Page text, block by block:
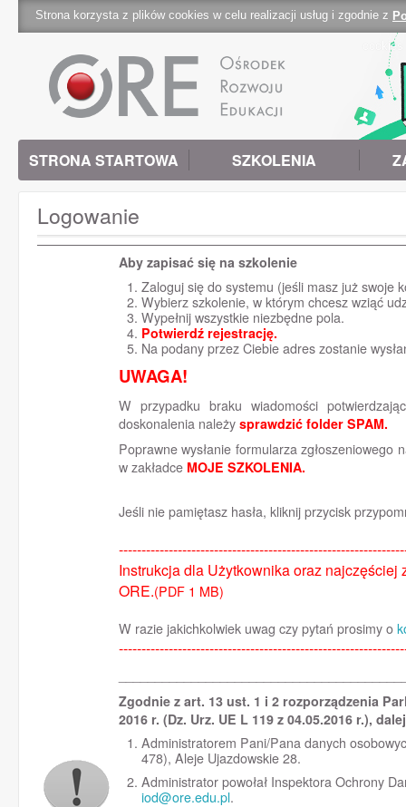
Strona korzysta z plików cookies w celu realizacji usług i zgodnie z
STRONA STARTOWA SZKOLENIA
Logowanie
Aby zapisać się na szkolenie
Zaloguj się do systemu (jeśli masz już swoje
Wybierz szkolenie, w którym chcesz wziąć
Wypełnij wszystkie niezbędne pola.
Potwierdź rejestrację.
Na podany przez Ciebie adres zostanie
UWAGA!
W przypadku braku wiadomości
doskonalenia należy sprawdzić folder SPAM.
Poprawne wysłanie formularza
w zakładce MOJE SZKOLENIA.
Jeśli nie pamiętasz hasła, kliknij przycisk
Instrukcja dla Użytkownika oraz
ORE.(PDF 1 MB)
W razie jakichkolwiek uwag czy pytań prosimy o
Zgodnie z art. 13 ust. 1 i 2 rozporządzenia
2016 r. (Dz. Urz. UE L 119 z 04.05.2016 r.),
Administratorem Pani/Pana danych
478), Aleje Ujazdowskie 28.
Administrator powołał Inspektora Ochrony
iod@ore.edu.pl.